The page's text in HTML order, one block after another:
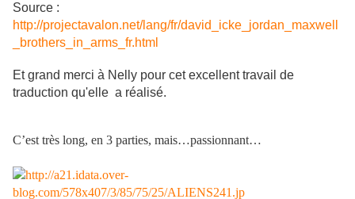
Source :
http://projectavalon.net/lang/fr/david_icke_jordan_maxwell
_brothers_in_arms_fr.html
Et grand merci à Nelly pour cet excellent travail de
traduction qu'elle a réalisé.
C’est très long, en 3 parties, mais…passionnant…